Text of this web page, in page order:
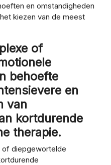
en omstandigheden
kiezen van de meest
of
behoefte
en
van
kortdurende
therapie.
diepgewortelde